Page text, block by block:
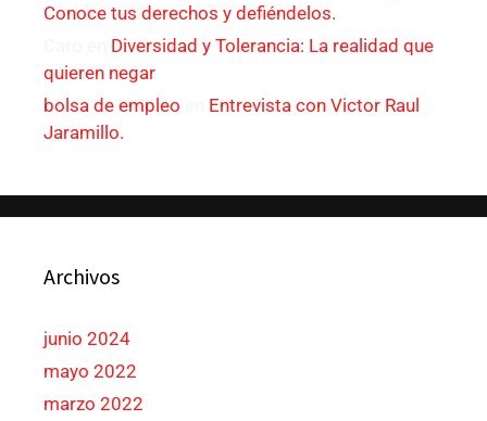
Conoce tus derechos y defiéndelos.
Diversidad y Tolerancia: La realidad que
quieren negar
bolsa de empleo
Entrevista con Victor Raul
Jaramillo.
Archivos
junio 2024
mayo 2022
marzo 2022